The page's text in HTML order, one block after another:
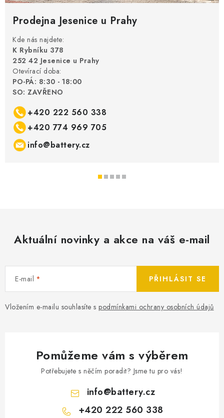
Prodejna Jesenice u Prahy
Kde nás najdete:
K Rybníku 378
252 42 Jesenice u Prahy
Otevírací doba:
PO-PÁ: 8:30 - 18:00
SO: ZAVŘENO
+420 222 560 338
+420 774 969 705
info@battery.cz
Aktuální novinky a akce na váš e-mail
E-mail
Vložením e-mailu souhlasíte s podmínkami ochrany osobních údajů
PŘIHLÁSIT SE
Pomůžeme vám s výběrem
Potřebujete s něčím poradit? Jsme tu pro vás!
info@battery.cz
+420 222 560 338